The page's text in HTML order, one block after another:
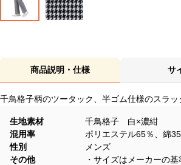
商品説明・仕様 サ
千鳥格子柄のツータック、半ゴム仕様のスラッ
生地素材
千鳥格子 白×濃紺
混用率
ポリエステル65％、綿
性別
メンズ
その他
・サイズはメーカーの